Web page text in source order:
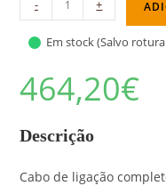
- +
Em stock (Salvo
464,20€
Descrição
Cabo de ligação